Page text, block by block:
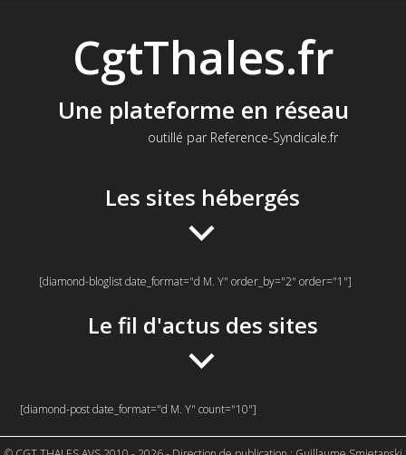
CgtThales.fr
Une plateforme en réseau
outillé par Reference-Syndicale.fr
Les sites hébergés
[diamond-bloglist date_format="d M. Y" order_by="2" order="1"]
Le fil d'actus des sites
[diamond-post date_format="d M. Y" count="10"]